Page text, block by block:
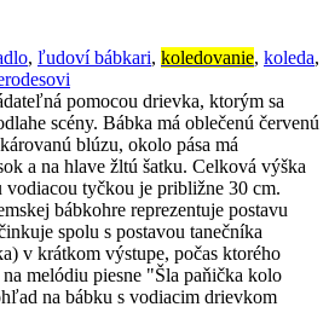
, ľudoví bábkari, koledovanie, koleda,
pomocou drievka, ktorým sa
scény. Bábka má oblečenú červenú
blúzu, okolo pása má
a na hlave žltú šatku. Celková výška
vodiacou tyčkou je približne 30 cm.
bábkohre reprezentuje postavu
spolu s postavou tanečníka
v krátkom výstupe, počas ktorého
melódiu piesne "Šla paňička kolo
na bábku s vodiacim drievkom